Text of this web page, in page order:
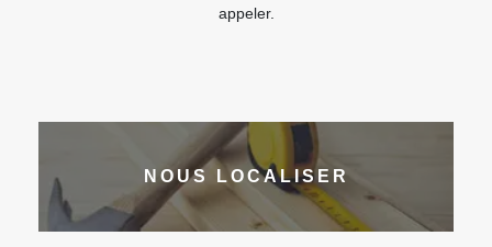
appeler.
NOUS LOCALISER